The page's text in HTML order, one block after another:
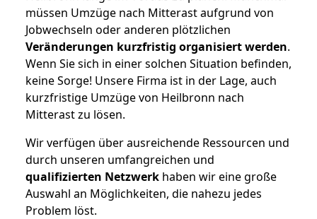
müssen Umzüge nach Mitterast aufgrund von
Jobwechseln oder anderen plötzlichen
Veränderungen kurzfristig organisiert werden.
Wenn Sie sich in einer solchen Situation befinden,
keine Sorge! Unsere Firma ist in der Lage, auch
kurzfristige Umzüge von Heilbronn nach
Mitterast zu lösen.
Wir verfügen über ausreichende Ressourcen und
durch unseren umfangreichen und
qualifizierten Netzwerk haben wir eine große
Auswahl an Möglichkeiten, die nahezu jedes
Problem löst.